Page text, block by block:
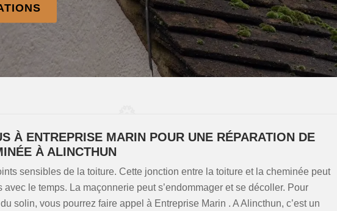
À ENTREPRISE MARIN POUR UNE RÉPARATION DE
À ALINCTHUN
sensibles de la toiture. Cette jonction entre la toiture et la cheminée peut
avec le temps. La maçonnerie peut s’endommager et se décoller. Pour
solin, vous pourrez faire appel à Entreprise Marin . A Alincthun, c’est un